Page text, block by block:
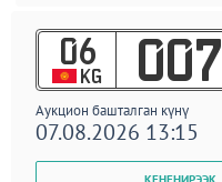
06
KG 007
Аукцион башталган күнү
07.08.2026 13:15